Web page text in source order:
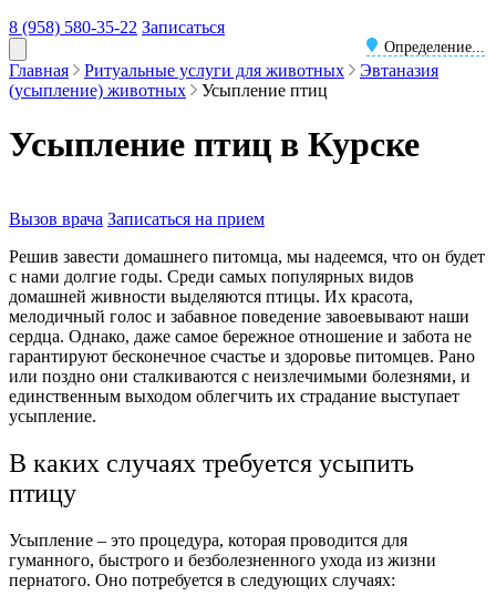
8 (958) 580-35-22
Определение...
Записаться
Главная Ритуальные услуги для животных
Эвтаназия
(усыпление) животных
Усыпление птиц
Усыпление птиц в Курске
Вызов врача Записаться на прием
Решив завести домашнего питомца, мы надеемся, что он будет
с нами долгие годы. Среди самых популярных видов
домашней живности выделяются птицы. Их красота,
мелодичный голос и забавное поведение завоевывают наши
сердца. Однако, даже самое бережное отношение и забота не
гарантируют бесконечное счастье и здоровье питомцев. Рано
или поздно они сталкиваются с неизлечимыми болезнями, и
единственным выходом облегчить их страдание выступает
усыпление.
В каких случаях требуется усыпить
птицу
Усыпление – это процедура, которая проводится для
гуманного, быстрого и безболезненного ухода из жизни
пернатого. Оно потребуется в следующих случаях: